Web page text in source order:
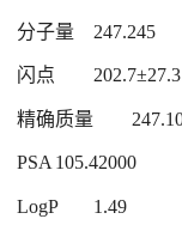
分子量 247.245
闪点
精确质量
PSA 105.42000
LogP 1.49